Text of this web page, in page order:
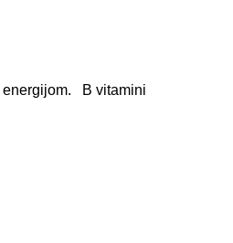
energijom. B vitamini